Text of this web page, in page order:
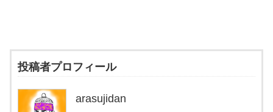
投稿者プロフィール
arasujidan